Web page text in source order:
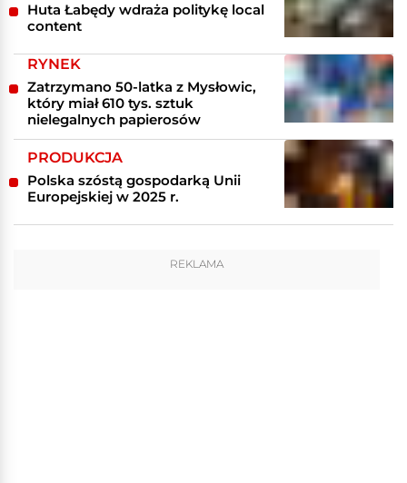
Huta Łabędy wdraża politykę local
content
RYNEK
Zatrzymano 50-latka z Mysłowic,
który miał 610 tys. sztuk
nielegalnych papierosów
PRODUKCJA
Polska szóstą gospodarką Unii
Europejskiej w 2025 r.
REKLAMA